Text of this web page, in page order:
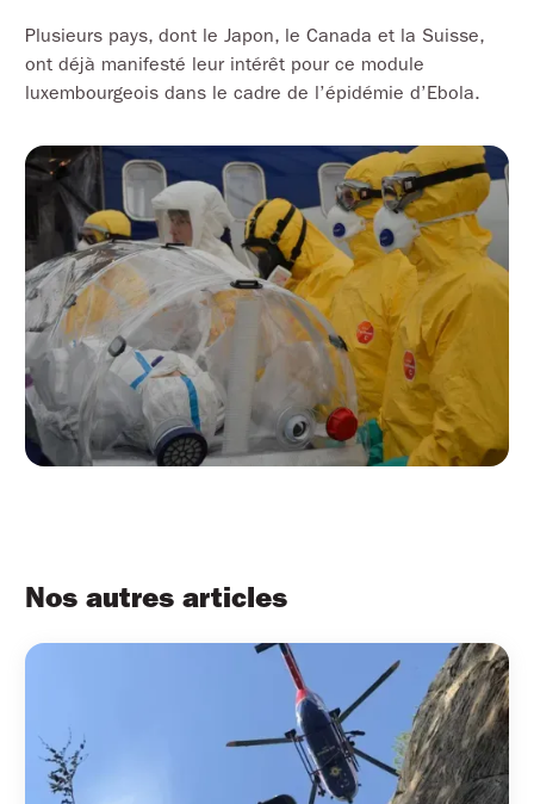
Plusieurs pays, dont le Japon, le Canada et la Suisse,
ont déjà manifesté leur intérêt pour ce module
luxembourgeois dans le cadre de l’épidémie d’Ebola.
Nos autres articles